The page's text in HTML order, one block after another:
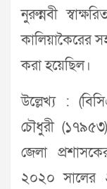
নুরুন্নবী
কালিয়াকৈরের
করা হয়েছিল।
উল্লেখ্য :
চৌধুরী
জেলা
২০২০ সালের